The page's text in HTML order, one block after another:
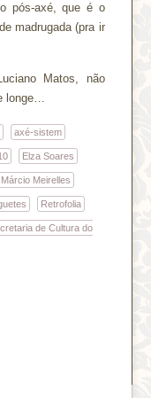
pós-axé, que é o
madrugada (pra ir
Matos, não
longe…
axé-sistem
Elza Soares
Márcio Meirelles
Retrofolia
de Cultura do